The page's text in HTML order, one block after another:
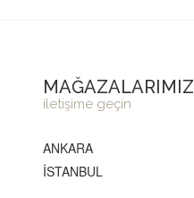
MAĞAZALARIMIZ
iletişime geçin
ANKARA
İSTANBUL